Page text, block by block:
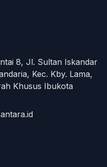
8, Jl. Sultan Iskandar
Kec. Kby. Lama,
Khusus Ibukota